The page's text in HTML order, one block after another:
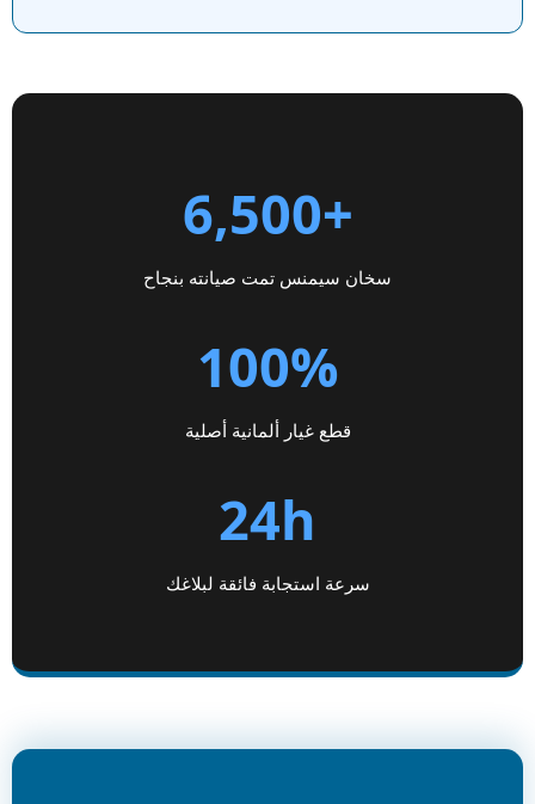
+6,500
سخان سيمنس تمت صيانته بنجاح
100%
قطع غيار ألمانية أصلية
24h
سرعة استجابة فائقة لبلاغك